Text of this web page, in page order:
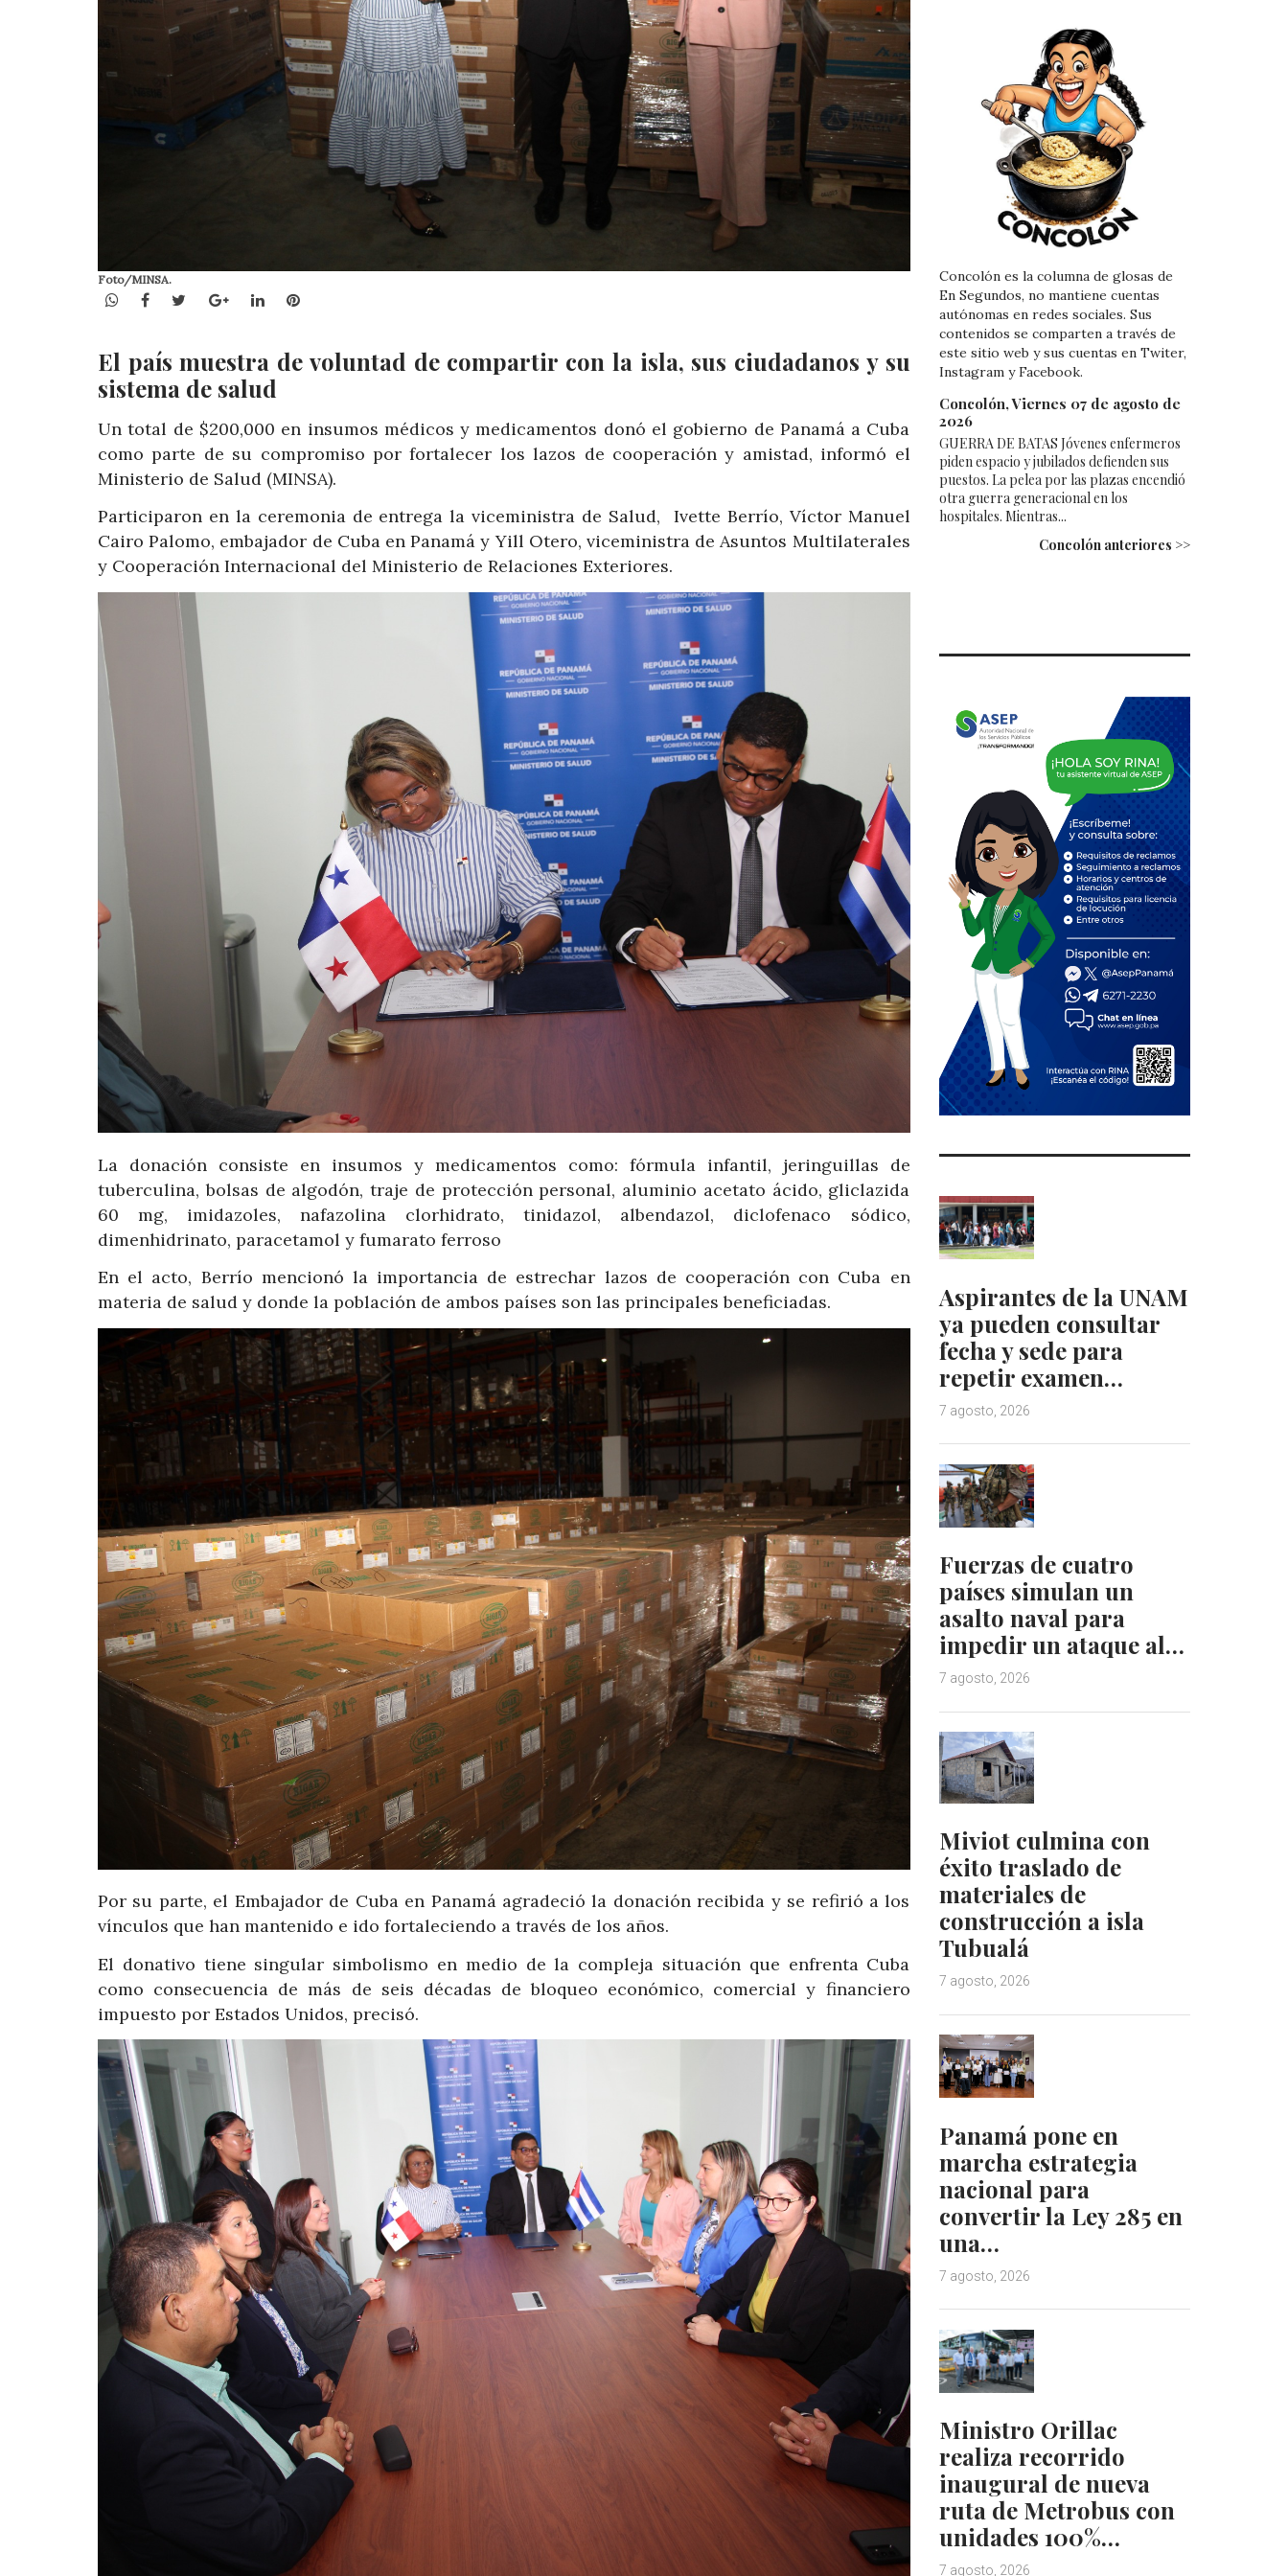
Foto/MINSA.
WhatsApp
Facebook
TwitterGoogle+LinkedInPinterest
El país muestra de voluntad de compartir con la isla, sus ciudadanos y su
sistema de salud
Un total de $200,000 en insumos médicos y medicamentos donó el gobierno de Panamá a Cuba
como parte de su compromiso por fortalecer los lazos de cooperación y amistad, informó el
Ministerio de Salud (MINSA).
Participaron en la ceremonia de entrega la viceministra de Salud, Ivette Berrío, Víctor Manuel
Cairo Palomo, embajador de Cuba en Panamá y Yill Otero, viceministra de Asuntos Multilaterales
y Cooperación Internacional del Ministerio de Relaciones Exteriores.
La donación consiste en insumos y medicamentos como: fórmula infantil, jeringuillas de
tuberculina, bolsas de algodón, traje de protección personal, aluminio acetato ácido, gliclazida
60 mg, imidazoles, nafazolina clorhidrato, tinidazol, albendazol, diclofenaco sódico,
dimenhidrinato, paracetamol y fumarato ferroso
En el acto, Berrío mencionó la importancia de estrechar lazos de cooperación con Cuba en
materia de salud y donde la población de ambos países son las principales beneficiadas.
Por su parte, el Embajador de Cuba en Panamá agradeció la donación recibida y se refirió a los
vínculos que han mantenido e ido fortaleciendo a través de los años.
El donativo tiene singular simbolismo en medio de la compleja situación que enfrenta Cuba
como consecuencia de más de seis décadas de bloqueo económico, comercial y financiero
impuesto por Estados Unidos, precisó.
Concolón es la columna de glosas de
En Segundos, no mantiene cuentas
autónomas en redes sociales. Sus
contenidos se comparten a través de
este sitio web y sus cuentas en Twiter,
Instagram y Facebook.
Concolón, Viernes 07 de agosto de
2026
GUERRA DE BATAS Jóvenes enfermeros
piden espacio y jubilados defienden sus
puestos. La pelea por las plazas encendió
otra guerra generacional en los
hospitales. Mientras...
Concolón anteriores >>
Aspirantes de la UNAM
ya pueden consultar
fecha y sede para
repetir examen…
7 agosto, 2026
Fuerzas de cuatro
países simulan un
asalto naval para
impedir un ataque al…
7 agosto, 2026
Miviot culmina con
éxito traslado de
materiales de
construcción a isla
Tubualá
7 agosto, 2026
Panamá pone en
marcha estrategia
nacional para
convertir la Ley 285 en
una…
7 agosto, 2026
Ministro Orillac
realiza recorrido
inaugural de nueva
ruta de Metrobus con
unidades 100%…
7 agosto, 2026